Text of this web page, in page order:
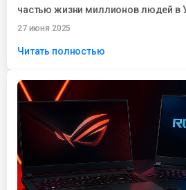
частью жизни миллионов людей в
условиях постоянной связи,
27 июня 2025
Читать полностью